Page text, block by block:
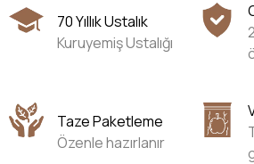
70 Yıllık Ustalık
Kuruyemiş Ustalığı
Taze Paketleme
Özenle hazırlanır